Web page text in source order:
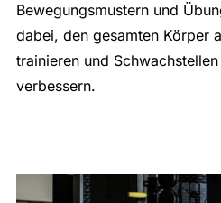
Bewegungsmustern und
dabei, den gesamten Körper
trainieren und
verbessern.